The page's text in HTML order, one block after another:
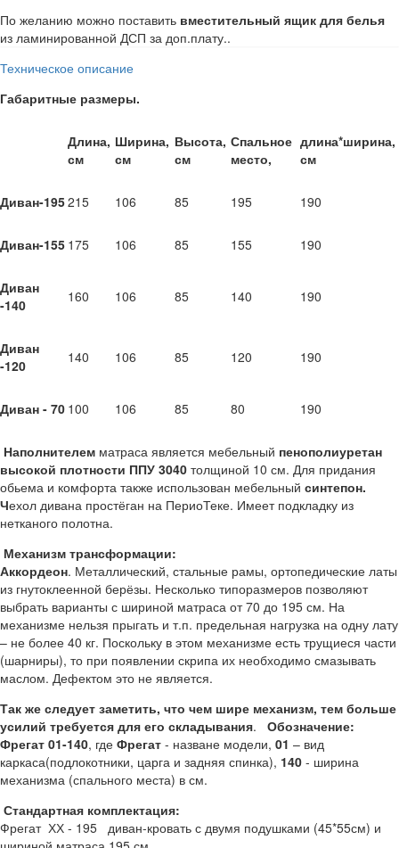
По желанию можно поставить вместительный ящик для белья
из ламинированной ДСП за доп.плату..
Техническое описание
Габаритные размеры.
Длина,
см
Ширина,
см
Высота,
см
Спальное
место,
длина*ширина,
см
Диван-195215 106 85 195 190
Диван-155 175 106 85 155 190
Диван
-140
160 106 85 140 190
Диван
-120
140 106 85 120 190
Диван - 70 100 106 85 80 190
Наполнителем матраса является мебельный пенополиуретан
высокой плотности ППУ 3040 толщиной 10 см. Для придания
обьема и комфорта также использован мебельный синтепон.
Чехол дивана простёган на ПериоТеке. Имеет подкладку из
нетканого полотна.
Механизм трансформации:
Аккордеон. Металлический, стальные рамы, ортопедические латы
из гнутоклеенной берёзы. Несколько типоразмеров позволяют
выбрать варианты с шириной матраса от 70 до 195 см. На
механизме нельзя прыгать и т.п. предельная нагрузка на одну лату
– не более 40 кг. Поскольку в этом механизме есть трущиеся части
(шарниры), то при появлении скрипа их необходимо смазывать
маслом. Дефектом это не является.
Так же следует заметить, что чем шире механизм, тем больше
усилий требуется для его складывания. Обозначение:
Фрегат 01-140, где Фрегат - назване модели, 01 – вид
каркаса(подлокотники, царга и задняя спинка), 140 - ширина
механизма (спального места) в см.
Стандартная комплектация:
Фрегат ХХ - 195 диван-кровать с двумя подушками (45*55см) и